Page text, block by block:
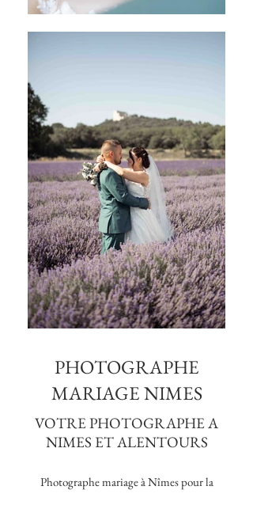
PHOTOGRAPHE
MARIAGE NIMES
VOTRE PHOTOGRAPHE A
NIMES ET ALENTOURS
Photographe mariage à Nîmes pour la